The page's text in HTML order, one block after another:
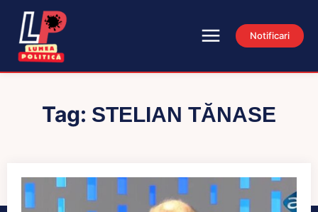
Notificari
Tag: STELIAN TĂNASE